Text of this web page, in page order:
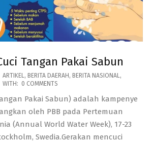
Tangan Pakai Sabun
ARTIKEL , BERITA DAERAH, BERITA NASIONAL ,
WITH: 0 COMMENTS
Pakai Sabun) adalah kampenye
oleh PBB pada Pertemuan
(Annual World Water Week), 17-23
Swedia.Gerakan mencuci